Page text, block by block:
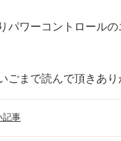
パワーコントロール
ごまで読んで頂きあり
記事